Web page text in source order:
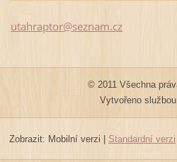
utahraptor@seznam.cz
© 2011 Všechna
Vytvořeno službou
Zobrazit: Mobilní verzi Standardní verzi